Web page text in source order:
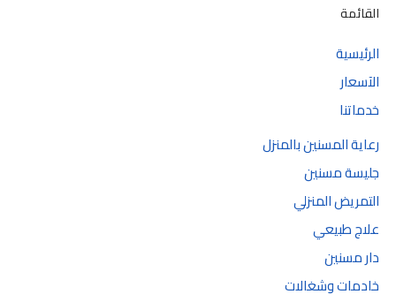
القائمة
الرئيسية
الآسعار
خدماتنا
رعاية المسنين بالمنزل
جليسة مسنين
التمريض المنزلي
علاج طبيعي
دار مسنين
خادمات وشغالات